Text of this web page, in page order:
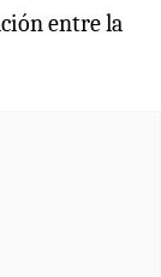
entre la